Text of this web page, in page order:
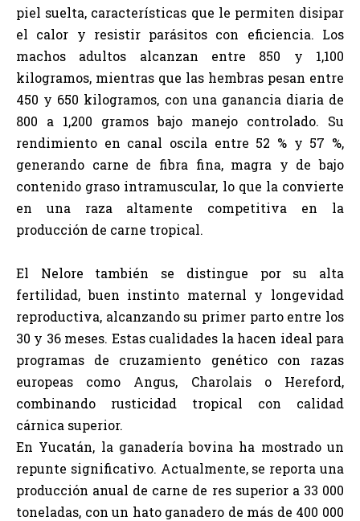
piel suelta, características que le permiten disipar
el calor y resistir parásitos con eficiencia. Los
machos adultos alcanzan entre 850 y 1,100
kilogramos, mientras que las hembras pesan entre
450 y 650 kilogramos, con una ganancia diaria de
800 a 1,200 gramos bajo manejo controlado. Su
rendimiento en canal oscila entre 52 % y 57 %,
generando carne de fibra fina, magra y de bajo
contenido graso intramuscular, lo que la convierte
en una raza altamente competitiva en la
producción de carne tropical.
El Nelore también se distingue por su alta
fertilidad, buen instinto maternal y longevidad
reproductiva, alcanzando su primer parto entre los
30 y 36 meses. Estas cualidades la hacen ideal para
programas de cruzamiento genético con razas
europeas como Angus, Charolais o Hereford,
combinando rusticidad tropical con calidad
cárnica superior.
En Yucatán, la ganadería bovina ha mostrado un
repunte significativo. Actualmente, se reporta una
producción anual de carne de res superior a 33 000
toneladas, con un hato ganadero de más de 400 000